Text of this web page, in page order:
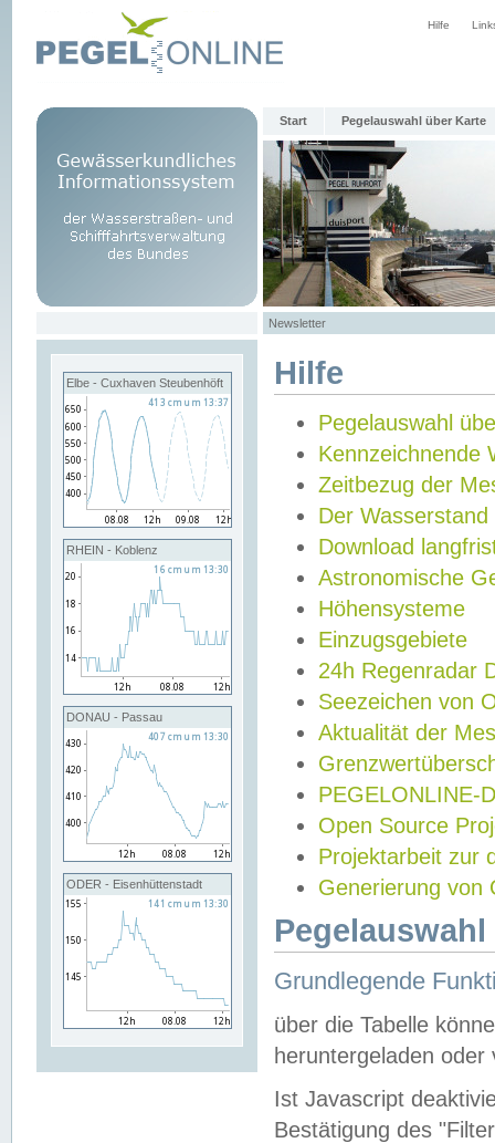
Hilfe
Start Pegelauswahl über Karte
Newsletter
Elbe - Cuxhaven Steubenhöft
RHEIN - Koblenz
DONAU - Passau
ODER - Eisenhüttenstadt
Hilfe
Pegelauswahl
Kennzeichnende
Zeitbezug der
Der Wasserstand
Download
Astronomische
Höhensysteme
Einzugsgebiete
24h Regenradar
Seezeichen von
Aktualität der
PEGELONLINE-
Open Source
Projektarbeit zur
Generierung von
Grundlegende
über die Tabelle
heruntergeladen oder
Ist Javascript
Bestätigung des